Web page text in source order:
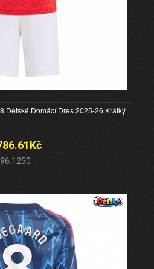
Dětské Domácí Dres 2025-26 Krátký
96.1250